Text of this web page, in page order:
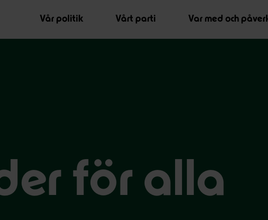
Vår politik
Vårt parti Var med och
för alla